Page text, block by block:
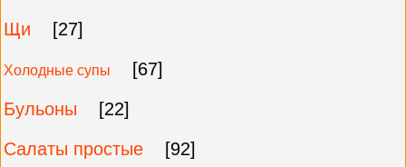
Щи
[27]
Холодные супы
[67]
Бульоны
[22]
Салаты простые
[92]